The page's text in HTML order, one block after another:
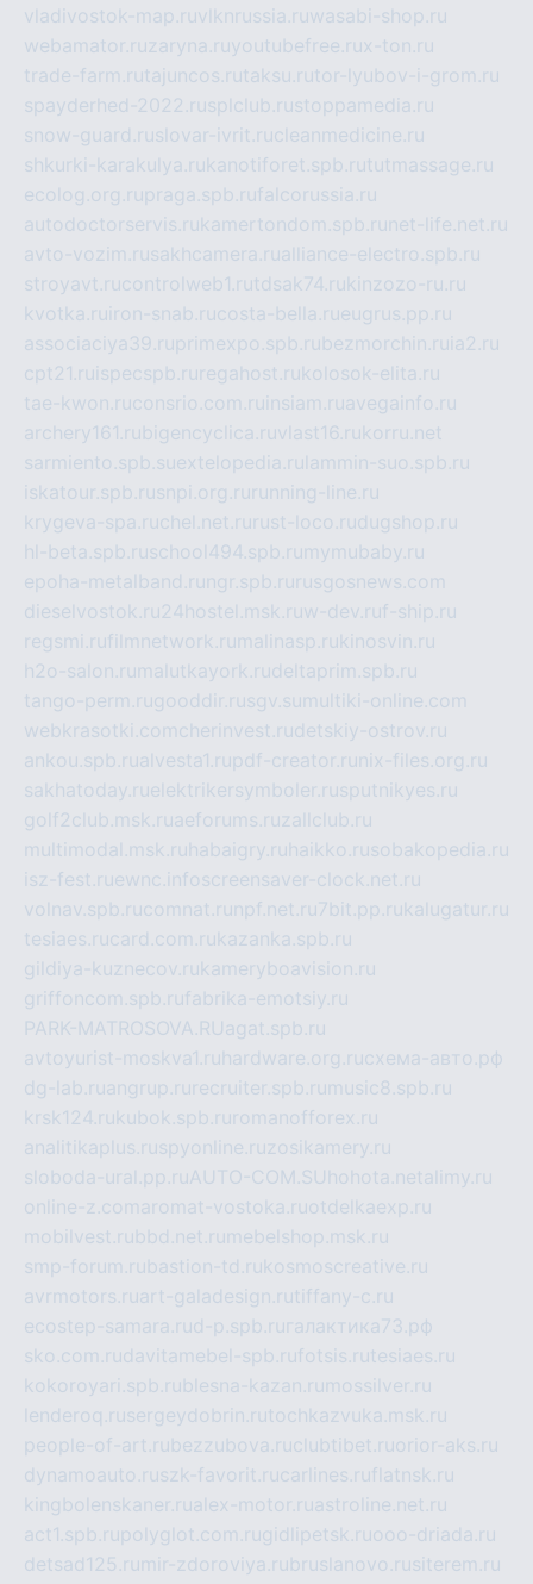
vladivostok-map.ruvlknrussia.ruwasabi-shop.ru
webamator.ruzaryna.ruyoutubefree.rux-ton.ru
trade-farm.rutajuncos.rutaksu.rutor-lyubov-i-grom.ru
spayderhed-2022.rusplclub.rustoppamedia.ru
snow-guard.ruslovar-ivrit.rucleanmedicine.ru
shkurki-karakulya.rukanotiforet.spb.rututmassage.ru
ecolog.org.rupraga.spb.rufalcorussia.ru
autodoctorservis.rukamertondom.spb.ru net-life.net.ru
avto-vozim.rusakhcamera.rualliance-electro.spb.ru
stroyavt.rucontrolweb1.rutdsak74.rukinzozo-ru.ru
kvotka.ru iron-snab.rucosta-bella.rueugrus.pp.ru
associaciya39.ruprimexpo.spb.rubezmorchin.ru ia2.ru
cpt21.ru ispecspb.ru regahost.rukolosok-elita.ru
tae-kwon.ruconsrio.com.ru insiam.ruavegainfo.ru
archery161.rubigencyclica.ruvlast16.rukorru.net
sarmiento.spb.suextelopedia.ru lammin-suo.spb.ru
iskatour.spb.rusnpi.org.ru running-line.ru
krygeva-spa.ruchel.net.ru rust-loco.rudugshop.ru
hl-beta.spb.ruschool494.spb.ru mymubaby.ru
epoha-metalband.ru ngr.spb.ru rusgosnews.com
dieselvostok.ru24hostel.msk.ruw-dev.ruf-ship.ru
regsmi.rufilmnetwork.ru malinasp.rukinosvin.ru
h2o-salon.ru malutkayork.rudeltaprim.spb.ru
tango-perm.rugooddir.rusgv.su multiki-online.com
webkrasotki.comcherinvest.rudetskiy-ostrov.ru
ankou.spb.rualvesta1.rupdf-creator.ru nix-files.org.ru
sakhatoday.ruelektrikersymboler.rusputnikyes.ru
golf2club.msk.ruaeforums.ruzallclub.ru
multimodal.msk.ru habaigry.ru haikko.rusobakopedia.ru
isz-fest.ruewnc.infoscreensaver-clock.net.ru
volnav.spb.rucomnat.ru npf.net.ru7bit.pp.rukalugatur.ru
tesiaes.rucard.com.rukazanka.spb.ru
gildiya-kuznecov.rukameryboavision.ru
griffoncom.spb.rufabrika-emotsiy.ru
PARK-MATROSOVA.RUagat.spb.ru
avtoyurist-moskva1.ru hardware.org.ruсхема-авто.рф
dg-lab.ruangrup.ru recruiter.spb.ru music8.spb.ru
krsk124.rukubok.spb.ru romanofforex.ru
analitikaplus.ruspyonline.ruzosikamery.ru
sloboda-ural.pp.ruAUTO-COM.SU hohota.netalimy.ru
online-z.comaromat-vostoka.ruotdelkaexp.ru
mobilvest.rubbd.net.ru mebelshop.msk.ru
smp-forum.rubastion-td.rukosmoscreative.ru
avrmotors.ruart-galadesign.rutiffany-c.ru
ecostep-samara.rud-p.spb.ru галактика73.рф
sko.com.rudavitamebel-spb.rufotsis.rutesiaes.ru
kokoroyari.spb.rublesna-kazan.ru mossilver.ru
lenderoq.rusergeydobrin.rutochkazvuka.msk.ru
people-of-art.rubezzubova.ruclubtibet.ruorior-aks.ru
dynamoauto.ruszk-favorit.rucarlines.ruflatnsk.ru
kingbolenskaner.rualex-motor.ruastroline.net.ru
act1.spb.rupolyglot.com.rugidlipetsk.ruooo-driada.ru
detsad125.ru mir-zdoroviya.rubruslanovo.rusiterem.ru